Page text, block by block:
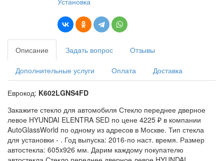
Описание Задать вопрос Отзывы
Дополнительные услуги Оплата Доставка
Еврокод: K602LGNS4FD
Закажите стекло для автомобиля Стекло переднее дверное
левое HYUNDAI ELENTRA SED по цене 4225 ₽ в компании
AutoGlassWorld по одному из адресов в Москве. Тип стекла
для установки - . Год выпуска: 2016-по наст. время. Размер
автостекла: 605x926 мм. Дарим каждому покупателю